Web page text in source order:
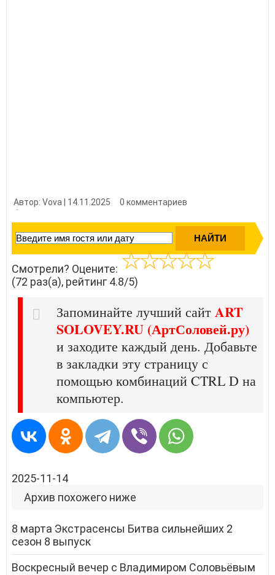
Автор: Vova | 14.11.2025
0 комментариев
Смотрели? Оцените:
(72 раз(а), рейтинг 4.8/5)
Запоминайте лучший сайт ART
SOLOVEY.RU (АртСоловей.ру)
и заходите каждый день. Добавьте
в закладки эту страницу с
помощью комбинаций CTRL D на
компьютер.
2025-11-14
Архив похожего ниже
8 марта Экстрасенсы Битва сильнейших 2
сезон 8 выпуск
Воскресный вечер с Владимиром Соловьёвым